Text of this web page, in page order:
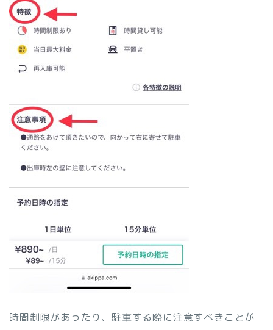
時間制限があったり、駐車する際に注意すべきことが